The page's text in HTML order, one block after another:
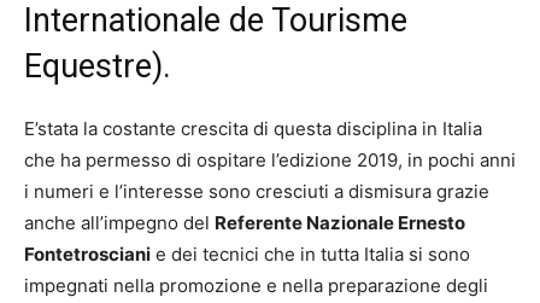
Internationale de Tourisme
Equestre).
E’stata la costante crescita di questa disciplina in Italia
che ha permesso di ospitare l’edizione 2019, in pochi anni
i numeri e l’interesse sono cresciuti a dismisura grazie
anche all’impegno del Referente Nazionale Ernesto
Fontetrosciani e dei tecnici che in tutta Italia si sono
impegnati nella promozione e nella preparazione degli